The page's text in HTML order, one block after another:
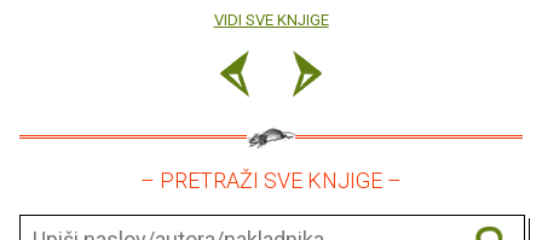
VIDI SVE KNJIGE
– PRETRAŽI SVE KNJIGE –